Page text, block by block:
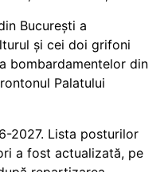
București a
și cei doi grifoni
bombardamentelor din
Palatului
2027. Lista posturilor
a fost actualizată, pe